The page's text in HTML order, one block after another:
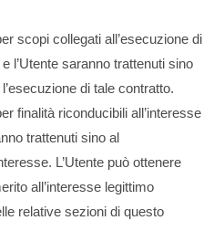
scopi collegati all’esecuzione di
l’Utente saranno trattenuti sino
di tale contratto.
finalità riconducibili all’interesse
trattenuti sino al
L’Utente può ottenere
all’interesse legittimo
relative sezioni di questo